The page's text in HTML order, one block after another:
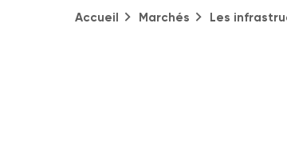
Accueil Marchés Les